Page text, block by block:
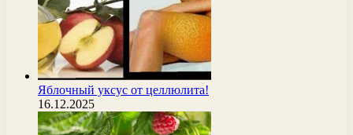
Яблочный уксус от целлюлита!
16.12.2025